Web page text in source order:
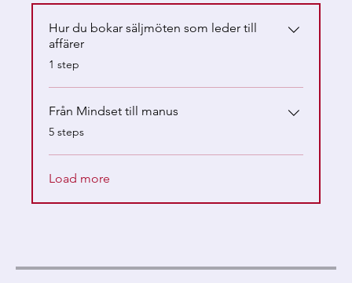
Hur du bokar säljmöten som leder till
affärer
.1 step
Från Mindset till manus
.
5 steps
Load more